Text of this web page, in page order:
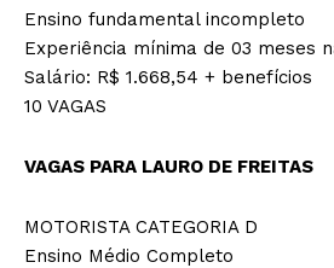
Ensino fundamental incompleto
Experiência mínima de 03 meses
Salário: R$ 1.668,54 + benefícios
10 VAGAS
VAGAS PARA LAURO DE FREITAS
MOTORISTA CATEGORIA D
Ensino Médio Completo